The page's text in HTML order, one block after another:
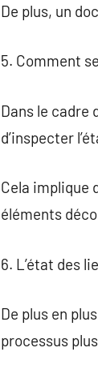
De plus, un
5. Comment
Dans le cadre
d’inspecter
Cela implique
éléments
6. L’état des
De plus en
processus